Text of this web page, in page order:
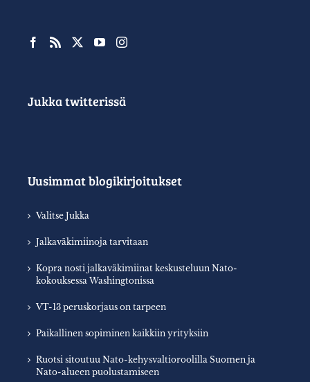
Jukka twitterissä
Uusimmat blogikirjoitukset
Valitse Jukka
Jalkaväkimiinoja tarvitaan
Kopra nosti jalkaväkimiinat keskusteluun Nato-
kokouksessa Washingtonissa
VT-13 peruskorjaus on tarpeen
Paikallinen sopiminen kaikkiin yrityksiin
Ruotsi sitoutuu Nato-kehysvaltioroolilla Suomen ja
Nato-alueen puolustamiseen